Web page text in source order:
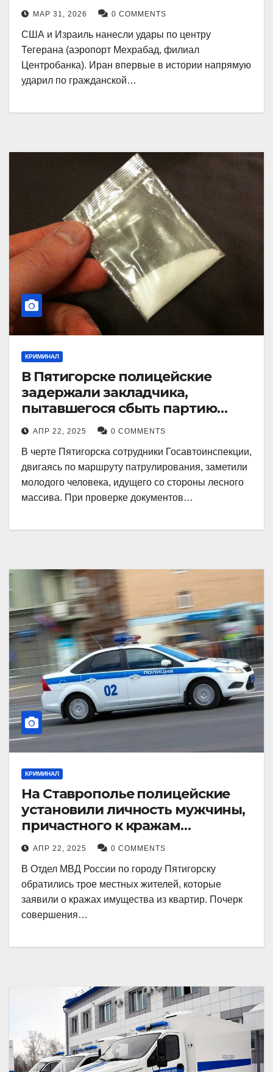
МАР 31, 2026 0 COMMENTS
США и Израиль нанесли удары по центру
Тегерана (аэропорт Мехрабад, филиал
Центробанка). Иран впервые в истории напрямую
ударил по гражданской…
КРИМИНАЛ
В Пятигорске полицейские
задержали закладчика,
пытавшегося сбыть партию
синтетического наркотика
АПР 22, 2025 0 COMMENTS
В черте Пятигорска сотрудники Госавтоинспекции,
двигаясь по маршруту патрулирования, заметили
молодого человека, идущего со стороны лесного
массива. При проверке документов…
КРИМИНАЛ
На Ставрополье полицейские
установили личность мужчины,
причастного к кражам
имущества из квартир в
Пятигорске
АПР 22, 2025 0 COMMENTS
В Отдел МВД России по городу Пятигорску
обратились трое местных жителей, которые
заявили о кражах имущества из квартир. Почерк
совершения…